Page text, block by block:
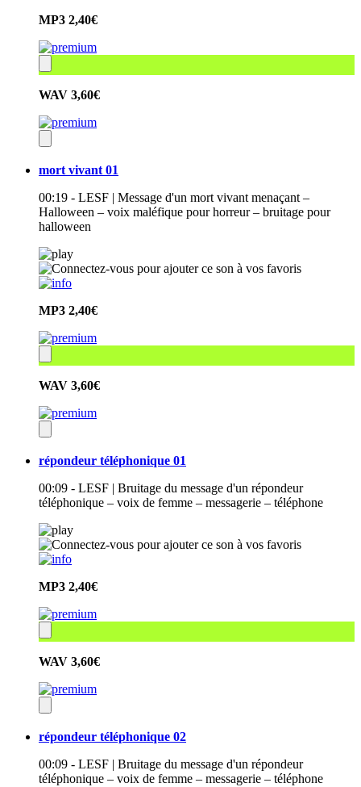
MP3 2,40€
WAV 3,60€
mort vivant 01
00:19 - LESF | Message d'un mort vivant menaçant –
Halloween – voix maléfique pour horreur – bruitage pour
halloween
MP3 2,40€
WAV 3,60€
répondeur téléphonique 01
00:09 - LESF | Bruitage du message d'un répondeur
téléphonique – voix de femme – messagerie – téléphone
MP3 2,40€
WAV 3,60€
répondeur téléphonique 02
00:09 - LESF | Bruitage du message d'un répondeur
téléphonique – voix de femme – messagerie – téléphone